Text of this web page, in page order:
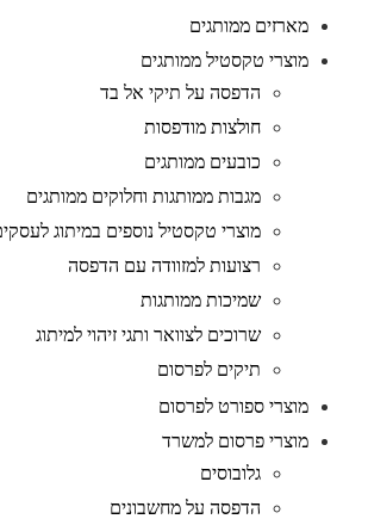
מארזים ממותגים
מוצרי טקסטיל ממותגים
הדפסה על תיקי אל בד
חולצות מודפסות
כובעים ממותגים
מגבות ממותגות וחלוקים ממותגים
מוצרי טקסטיל נוספים במיתוג לעסקים
רצועות למזוודה עם הדפסה
שמיכות ממותגות
שרוכים לצוואר ותגי זיהוי למיתוג
תיקים לפרסום
מוצרי ספורט לפרסום
מוצרי פרסום למשרד
גלובוסים
הדפסה על מחשבונים